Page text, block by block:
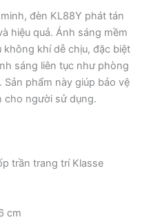
đèn KL88Y phát tán
hiệu quả. Ánh sáng mềm
khí dễ chịu, đặc biệt
sáng liên tục như phòng
phẩm này giúp bảo vệ
cho người sử dụng.
trần trang trí Klasse
cm